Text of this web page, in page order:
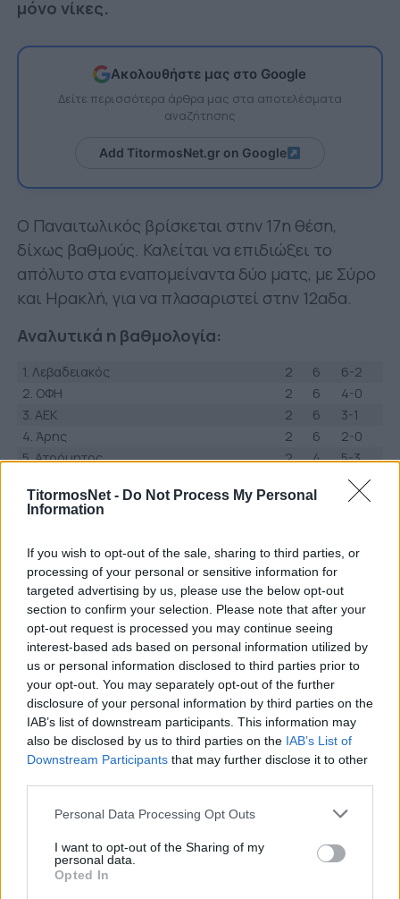
TitormosNet - Do Not Process My Personal
Information
If you wish to opt-out of the sale, sharing to third parties, or
processing of your personal or sensitive information for
targeted advertising by us, please use the below opt-out
section to confirm your selection. Please note that after your
opt-out request is processed you may continue seeing
interest-based ads based on personal information utilized by
us or personal information disclosed to third parties prior to
your opt-out. You may separately opt-out of the further
disclosure of your personal information by third parties on the
IAB’s list of downstream participants. This information may
also be disclosed by us to third parties on the IAB’s List of
Downstream Participants that may further disclose it to other
Personal Data Processing Opt Outs
I want to opt-out of the Sharing of my
personal data.
Opted In
μόνο νίκες.
Ακολουθήστε μας στο Google
Δείτε περισσότερα άρθρα μας στα αποτελέσματα
αναζήτησης
Add TitormosNet.gr on Google
Ο Παναιτωλικός βρίσκεται στην 17η θέση,
δίχως βαθμούς. Καλείται να επιδιώξει το
απόλυτο στα εναπομείναντα δύο ματς, με Σύρο
και Ηρακλή, για να πλασαριστεί στην 12αδα.
Αναλυτικά η βαθμολογία:
1. Λεβαδειακός 2 6
6-2
2. ΟΦΗ
2 6
4-0
3. AEK
2 6
3-1
4. Άρης
2 6
2-0
5. Ατρόμητος
2 4
5-3
4-2
7. Ελλάς Σύρου
2 3
5-4
10. Κηφισιά
2-2
11. ΑΕΛ
2 1
3-4
12. Μαρκό
2 1
2-3
13. Αστέρας Τρίπολης AKTOR
2 1
14. Ηρακλής
0 0
0-0
15. Αthens Kallithea
2 0
0-2
16. Ηλιούπολη
1 0
17. Παναιτωλικός
0
18. ΠΑΟΚ
1 0
1-4
19. Καβάλα
2 1
1-4
Betsson ολοκληρώνεται την Πέμπτη (25/9) με
την αναμέτρηση Ηρακλή – Ηλιούπολης που θα
ξεκινήσει στις 15:00.